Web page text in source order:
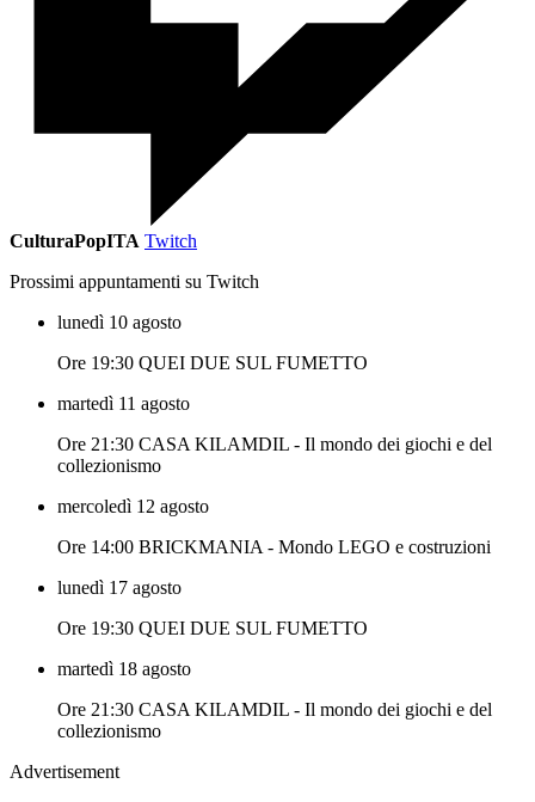
CulturaPopITA Twitch
Prossimi appuntamenti su Twitch
lunedì 10 agosto
Ore 19:30 QUEI DUE SUL FUMETTO
martedì 11 agosto
Ore 21:30 CASA KILAMDIL - Il mondo dei giochi e del
collezionismo
mercoledì 12 agosto
Ore 14:00 BRICKMANIA - Mondo LEGO e costruzioni
lunedì 17 agosto
Ore 19:30 QUEI DUE SUL FUMETTO
martedì 18 agosto
Ore 21:30 CASA KILAMDIL - Il mondo dei giochi e del
collezionismo
Advertisement